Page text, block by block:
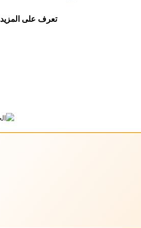
تعرف على المزيد